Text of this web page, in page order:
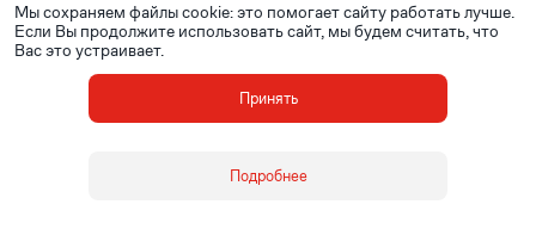
Мы сохраняем файлы cookie: это помогает сайту работать лучше.
Если Вы продолжите использовать сайт, мы будем считать, что
Вас это устраивает.
Принять
Подробнее